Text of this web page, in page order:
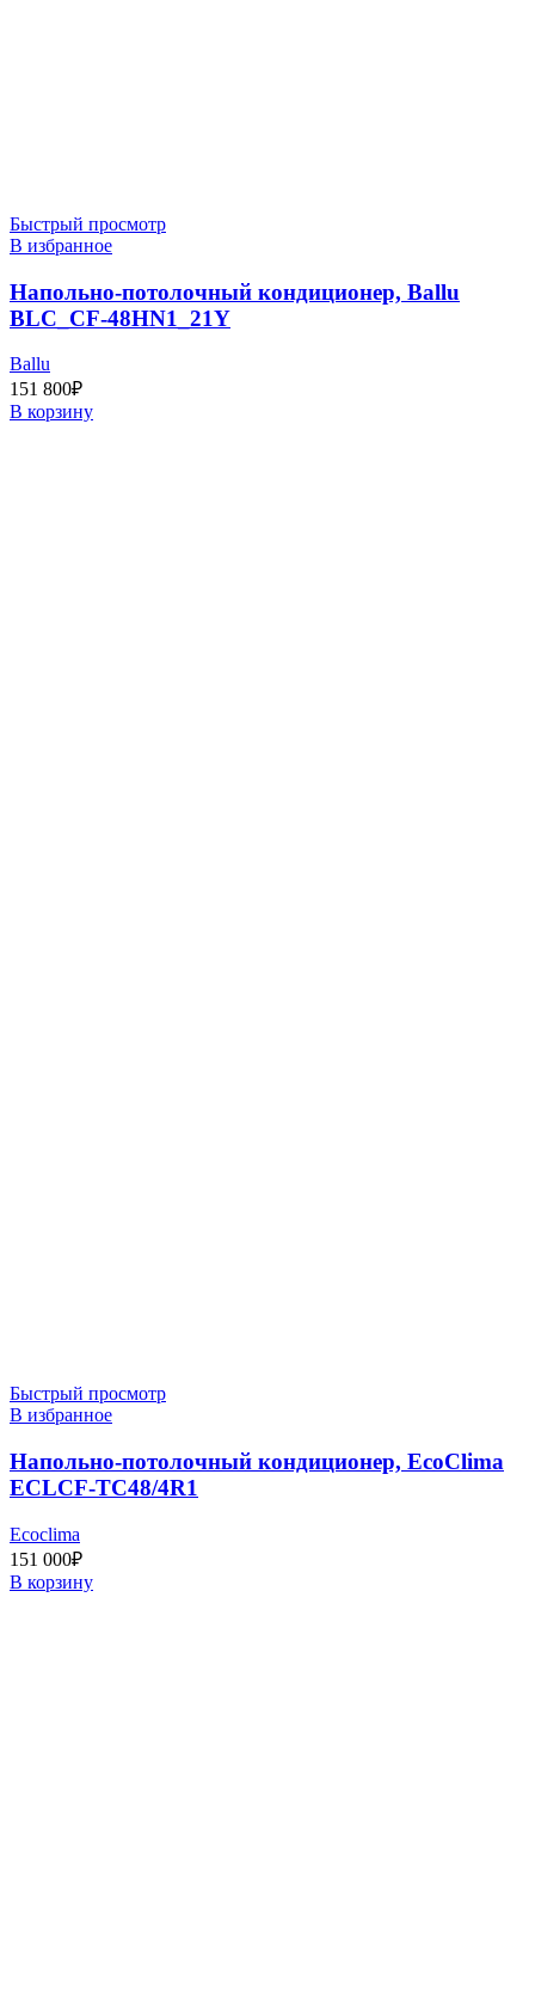
Быстрый просмотр
В избранное
Напольно-потолочный кондиционер, Ballu
BLC_CF-48HN1_21Y
Ballu
151 800₽
В корзину
Быстрый просмотр
В избранное
Напольно-потолочный кондиционер, EcoClima
ECLCF-TC48/4R1
Ecoclima
151 000₽
В корзину